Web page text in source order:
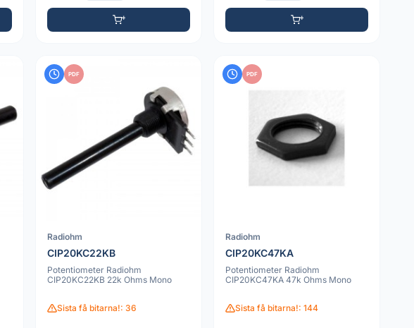
PDF
Radiohm
CIP20KC22KB
Potentiometer Radiohm
CIP20KC22KB 22k Ohms Mono
Sista få bitarna!: 36
PDF
Radiohm
CIP20KC47KA
Potentiometer Radiohm
CIP20KC47KA 47k Ohms Mono
Sista få bitarna!: 144